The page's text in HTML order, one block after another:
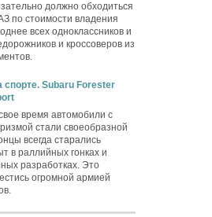
должно обходиться
по стоимости владения
всех одноклассников и
и кроссоверов из
спорте. Subaru Forester
время автомобили с
стали своеобразной
всегда старались
в раллийных гонках и
разработках. Это
огромной армией